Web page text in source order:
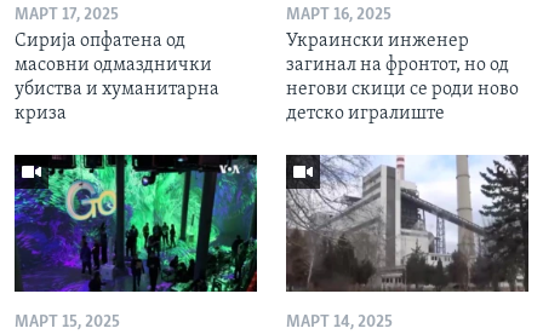
МАРТ 17, 2025
Сирија опфатена од
масовни одмазднички
убиства и хуманитарна
криза
МАРТ 16, 2025
Украински инженер
загинал на фронтот, но од
негови скици се роди ново
детско игралиште
МАРТ 15, 2025 МАРТ 14, 2025